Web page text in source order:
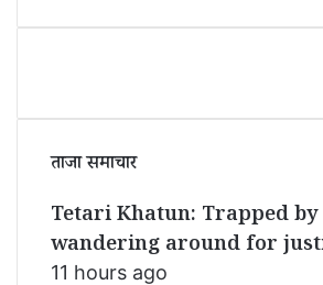
ताजा समाचार
Tetari Khatun: Trapped by
wandering around for
11 hours ago